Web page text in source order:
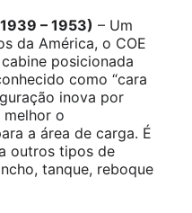
– 1953) – Um
da América, o COE
posicionada
como “cara
inova por
o
a área de carga. É
outros tipos de
tanque, reboque